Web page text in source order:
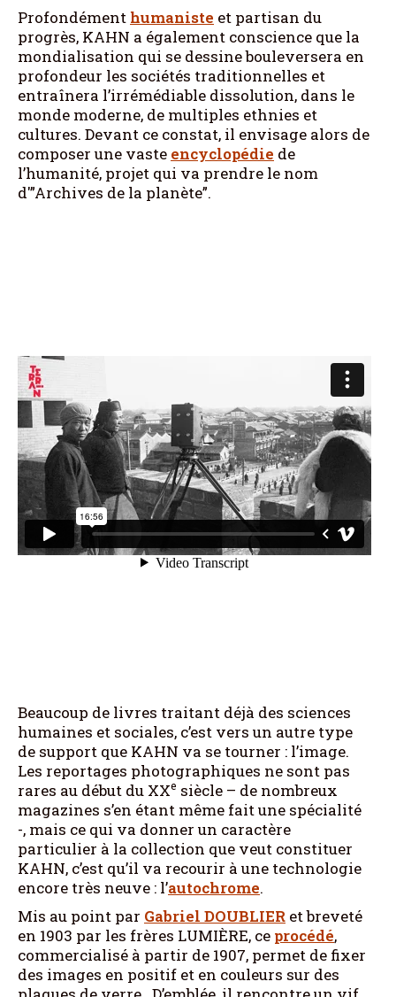
Profondément humaniste et partisan du
progrès, KAHN a également conscience que la
mondialisation qui se dessine bouleversera en
profondeur les sociétés traditionnelles et
entraînera l’irrémédiable dissolution, dans le
monde moderne, de multiples ethnies et
cultures. Devant ce constat, il envisage alors de
composer une vaste encyclopédie de
l’humanité, projet qui va prendre le nom
d'”Archives de la planète”.
Beaucoup de livres traitant déjà des sciences
humaines et sociales, c’est vers un autre type
de support que KAHN va se tourner : l’image.
Les reportages photographiques ne sont pas
rares au début du XXe siècle – de nombreux
magazines s’en étant même fait une spécialité
-, mais ce qui va donner un caractère
particulier à la collection que veut constituer
KAHN, c’est qu’il va recourir à une technologie
encore très neuve : l’autochrome.
Mis au point par Gabriel DOUBLIER et breveté
en 1903 par les frères LUMIÈRE, ce procédé,
commercialisé à partir de 1907, permet de fixer
des images en positif et en couleurs sur des